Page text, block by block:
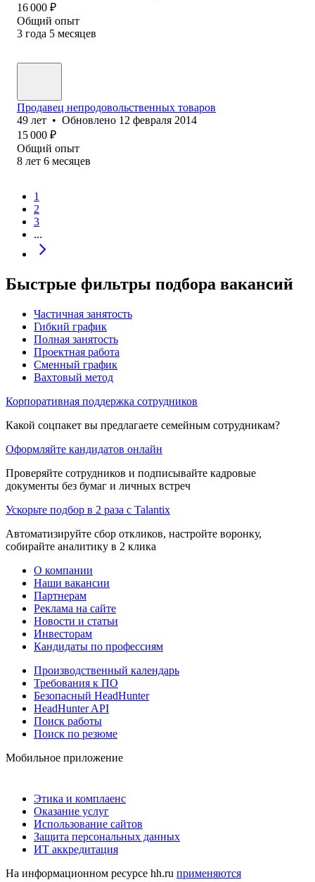
16 000 ₽
Общий опыт
3 года 5 месяцев
Продавец непродовольственных товаров
49 лет • Обновлено 12 февраля 2014
15 000 ₽
Общий опыт
8 лет 6 месяцев
1
2
3
...
Быстрые фильтры подбора вакансий
Частичная занятость
Гибкий график
Полная занятость
Проектная работа
Сменный график
Вахтовый метод
Корпоративная поддержка сотрудников
Какой соцпакет вы предлагаете семейным сотрудникам?
Оформляйте кандидатов онлайн
Проверяйте сотрудников и подписывайте кадровые
документы без бумаг и личных встреч
Ускорьте подбор в 2 раза с Talantix
Автоматизируйте сбор откликов, настройте воронку,
собирайте аналитику в 2 клика
О компании
Наши вакансии
Партнерам
Реклама на сайте
Новости и статьи
Инвесторам
Кандидаты по профессиям
Производственный календарь
Требования к ПО
Безопасный HeadHunter
HeadHunter API
Поиск работы
Поиск по резюме
Мобильное приложение
Этика и комплаенс
Оказание услуг
Использование сайтов
Защита персональных данных
ИТ аккредитация
На информационном ресурсе hh.ru применяются